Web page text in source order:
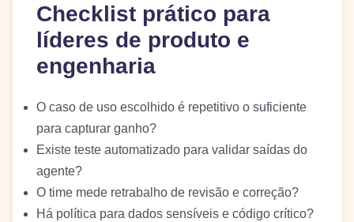
Checklist prático para
líderes de produto e
engenharia
O caso de uso escolhido é repetitivo o suficiente
para capturar ganho?
Existe teste automatizado para validar saídas do
agente?
O time mede retrabalho de revisão e correção?
Há política para dados sensíveis e código crítico?